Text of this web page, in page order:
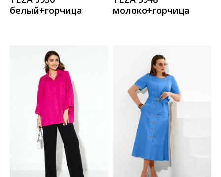
белый+горчица
молоко+горчица